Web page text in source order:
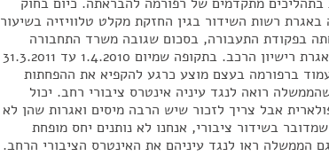
רשות השידור בגין החזקת מקלט טלוויזיה בשיעור
הפחתה בפקודת התעבורה, בסכום שגובה משרד התחבורה
עבור רשות השידור יחד עם אגרת רישיון הרכב. בתקופה שמיום 1.4.2010 עד 31.3.2011
ברפורמה בעצם מוצע כרגע להקפיא את ההפחתות
רואה לנגד עיניה אינטרס ציבורי רחב. יכול
אבל צריך לזכור שיש הרבה מיסים ואגרות שהן לא
בשידור ציבורי, אנחנו לא נותנים יחס מופחת
הממשלה ראו לנגד עיניהם את האינטרס הציבורי הרחב.